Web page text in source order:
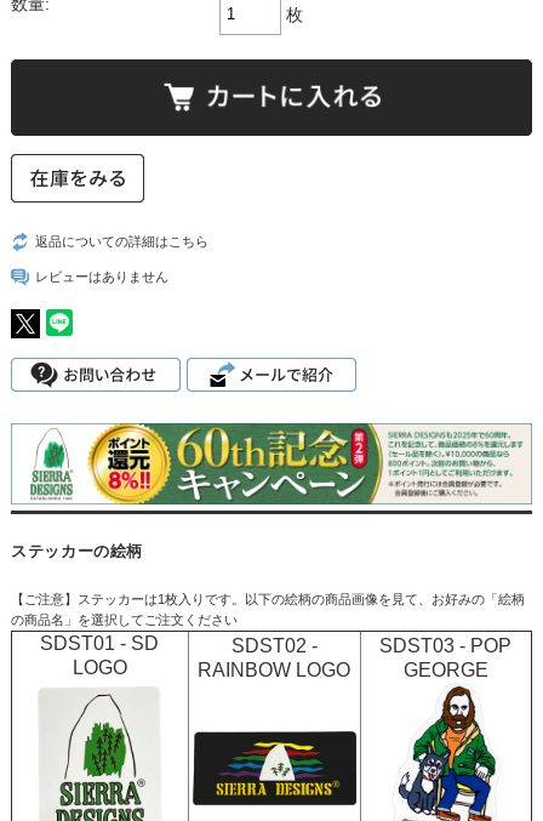
数量:
枚
返品についての詳細はこちら
レビューはありません
ステッカーの絵柄
【ご注意】ステッカーは1枚入りです。以下の絵柄の商品画像を見て、お好みの「絵柄
の商品名」を選択してご注文ください
SDST01 - SD
LOGO
SDST02 -
RAINBOW LOGO
SDST03 - POP
GEORGE